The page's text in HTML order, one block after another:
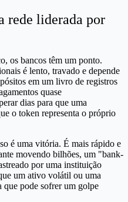
rede liderada por
os bancos têm um ponto.
é lento, travado e depende
em um livro de registros
quase
dias para que uma
o token representa o próprio
é uma vitória. É mais rápido e
movendo bilhões, um "bank-
por uma instituição
um ativo volátil ou uma
que pode sofrer um golpe